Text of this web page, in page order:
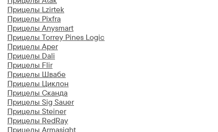
Прицелы Lzirtek
Прицелы Pixfra
Прицелы Anysmart
Прицелы Torrey Pines Logic
Прицелы Aper
Прицелы Dali
Прицелы Flir
Прицелы Швабе
Прицелы Циклон
Прицелы Сканда
Прицелы Sig Sauer
Прицелы Steiner
Прицелы RedRay
Прицелы Armasight